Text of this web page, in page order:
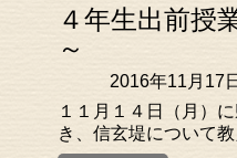
４年生出前授
～
2016年11月17日
１１月１４日（月）
き、信玄堤について